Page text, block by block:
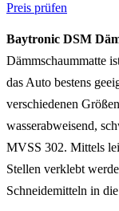
Preis prüfen
Baytronic DSM
Dämmschaummatte
das Auto bestens
verschiedenen
wasserabweisend,
MVSS 302. Mittels
Stellen verklebt
Schneidemitteln in